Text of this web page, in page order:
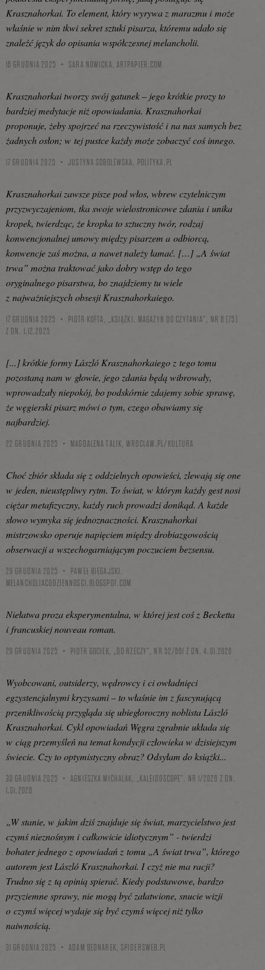
Krasznahorkai. To element, który wyrywa z marazmu i może
właśnie w nim tkwi sekret sztuki pisarza, któremu udało się
znaleźć język do opisania współczesnej melancholii.
16 GRUDNIA 2025 SARA NOWICKA, ARTPAPIER.COM
Krasznahorkai tworzy swój gatunek – jego krótkie prozy to
bardziej medytacje niż opowiadania. Krasznahorkai
proponuje, żeby spojrzeć na rzeczywistość i na nas samych bez
żadnych osłon; w tej pustce każdy może zobaczyć coś innego.
17 GRUDNIA 2025 JUSTYNA SOBOLEWSKA, POLITYKA.PL
Krasznahorkai zawsze pisze pod włos, wbrew czytelniczym
przyzwyczajeniom, tka swoje wielostronicowe zdania i unika
kropek, twierdząc, że kropka to sztuczny twór, rodzaj
konwencjonalnej umowy między pisarzem a odbiorcą,
konwencje zaś można, a nawet należy łamać. […] „A świat
trwa” można traktować jako dobry wstęp do tego
oryginalnego pisarstwa, bo znajdziemy tu wiele
z najważniejszych obsesji Krasznahorkaiego.
17 GRUDNIA 2025
PIOTR KOFTA, „KSIĄŻKI. MAGAZYN DO CZYTANIA”, NR 6 (75)
Z DN. 1.12.2025
[...] krótkie formy László Krasznahorkaiego z tego tomu
pozostaną nam w głowie, jego zdania będą wibrowały,
wprowadzały niepokój, bo podskórnie zdajemy sobie sprawę,
że węgierski pisarz mówi o tym, czego obawiamy się
najbardziej.
22 GRUDNIA 2025 MAGDALENA TALIK,WROCLAW.PL/KULTURA
Choć zbiór składa się z oddzielnych opowieści, zlewają się one
w jeden, nieustępliwy rytm. To świat, w którym każdy gest nosi
ciężar metafizyczny, każdy ruch prowadzi donikąd. A każde
słowo wymyka się jednoznaczności. Krasznahorkai
mistrzowsko operuje napięciem między drobiazgowością
obserwacji a wszechogarniającym poczuciem bezsensu.
29 GRUDNIA 2025
PAWEŁ BIEGAJSKI,
MELANCHOLIACODZIENNOSCI.BLOGSPOT.COM
Niełatwa proza eksperymentalna, w której jest coś z Becketta
i francuskiej nouveau roman.
29 GRUDNIA 2025 PIOTR GOCIEK, „DO RZECZY”, NR 52/661 Z DN. 4.01.2026
Wyobcowani, outsiderzy, wędrowcy i ci owładnięci
egzystencjalnymi kryzysami – to właśnie im z fascynującą
przenikliwością przygląda się ubiegłoroczny noblista László
Krasznahorkai. Cykl opowiadań Węgra zgrabnie układa się
w ciąg przemyśleń na temat kondycji człowieka w dzisiejszym
świecie. Czy to optymistyczny obraz? Odsyłam do książki...
30 GRUDNIA 2025
AGNIESZKA MICHALAK, „KALEIDOSCOPE”, NR 1/2026 Z DN.
1.01.2026
„W stanie, w jakim dziś znajduje się świat, marzycielstwo jest
czymś nieznośnym i całkowicie idiotycznym” - twierdzi
bohater jednego z opowiadań z tomu „A świat trwa”, którego
autorem jest László Krasznahorkai. I czyż nie ma racji?
Trudno się z tą opinią spierać. Kiedy podstawowe, bardzo
przyziemne sprawy, nie mogą być załatwione, snucie wizji
o czymś więcej wydaje się być czymś więcej niż tylko
naiwnością.
31 GRUDNIA 2025 ADAM BEDNAREK, SPIDERSWEB.PL